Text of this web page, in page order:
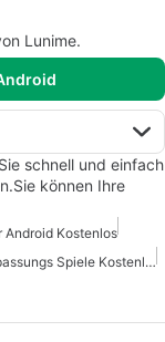
Lunime.
schnell und einfach
können Ihre
Android Kostenlos
Charakter Anpassungs Spiele Kostenlos